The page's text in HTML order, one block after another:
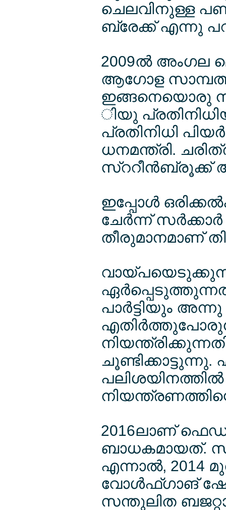
ചെലവിനുള്ള
ബ്രേക്ക് എന്നു
2009ല്‍ അംഗല
ആഗോള
ഇങ്ങനെയൊരു
ിയു
പ്രതിനിധി
ധനമന്ത്രി.
സ്ററീന്‍ബ്രൂക്ക്
ഇപ്പോള്‍
ചേര്‍ന്ന്
തീരുമാനമാണ്
പാര്‍ട്ടിയും
2016ലാണ്
ബാധകമായത്.
എന്നാല്‍, 2014
വോള്‍ഫ്ഗാങ്
സന്തുലിത